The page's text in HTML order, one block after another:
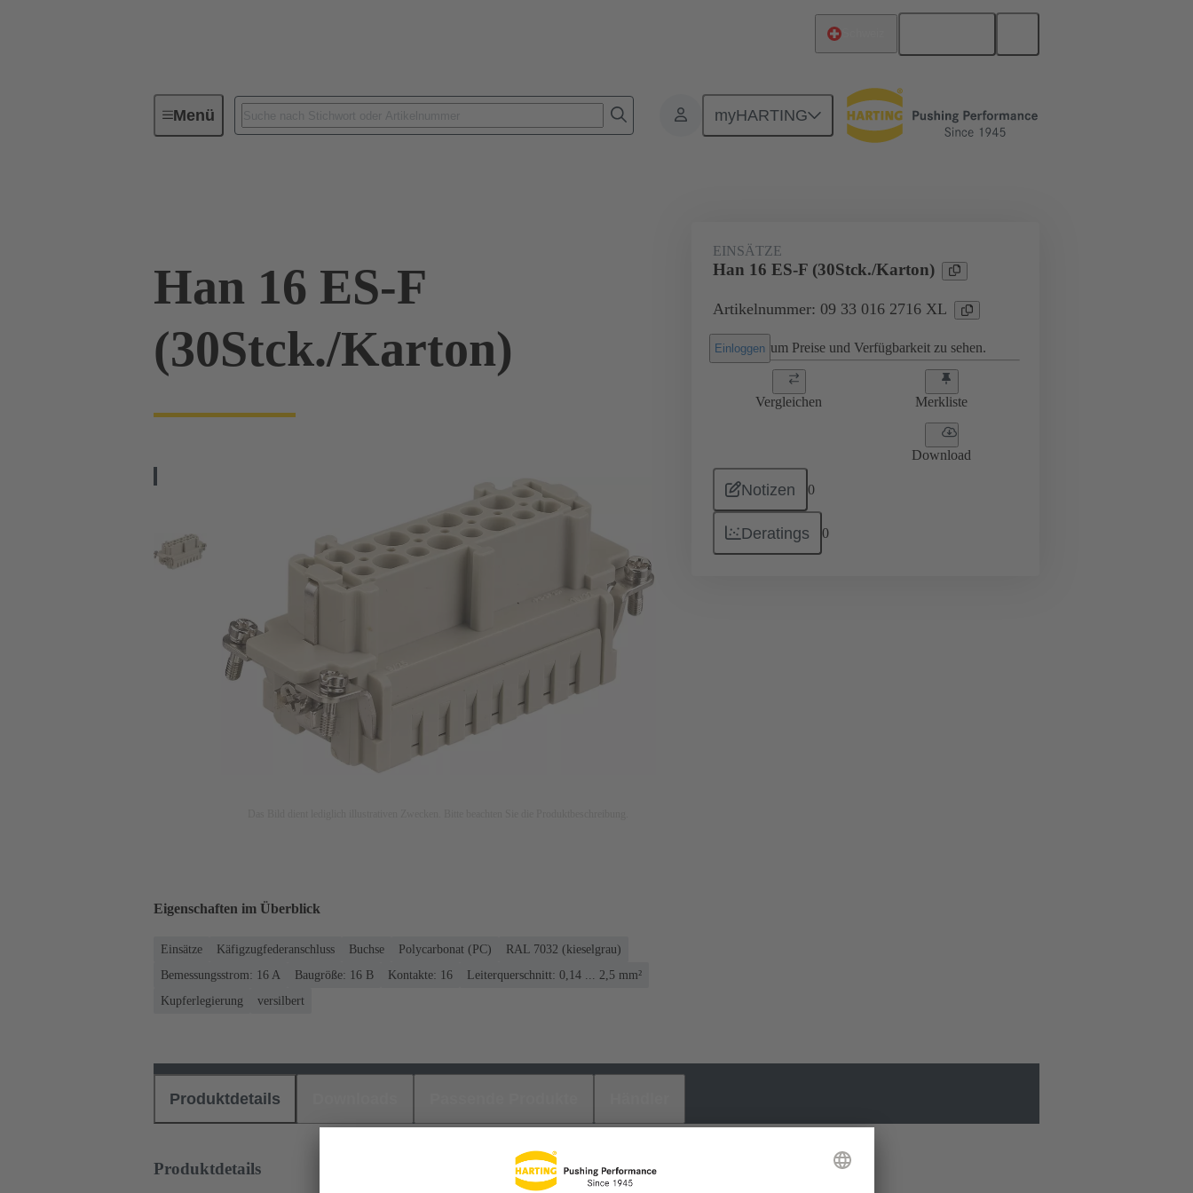
Menü myHARTING
Industrie-Steckverbinder / Han® Monoblockeinsätze Für Industrieanwendungen Ströme bis 16 A
Han 16 ES-F
(30Stck./Karton)
EINSÄTZE
Han 16 ES-F (30Stck./Karton)
Artikelnummer: 09 33 016 2716 XL
Einloggen um Preise und Verfügbarkeit zu sehen.
Vergleichen Merkliste
Download
Notizen 0
Deratings 0
Eigenschaften im Überblick
Einsätze Käfigzugfederanschluss Buchse Polycarbonat (PC)
RAL 7032 (kieselgrau)
Bemessungsstrom: ‌16 A
Baugröße: 16 B Kontakte: 16
Leiterquerschnitt: 0,14 ... 2,5 mm²
Kupferlegierung
versilbert
Produktdetails
Produktdetails